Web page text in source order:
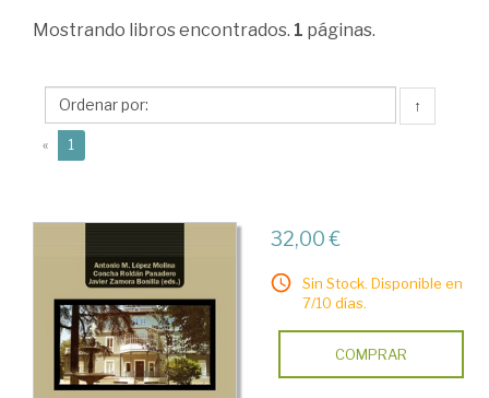
López
Antonio
M.
Mostrando libros encontrados. 1 páginas.
↑
« 1
32,00 €
Sin Stock. Disponible en
7/10 días.
COMPRAR